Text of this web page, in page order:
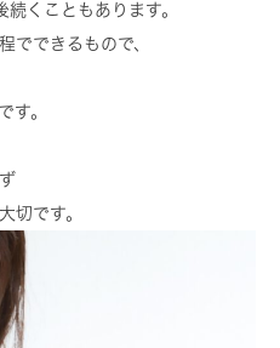
くこともあります。
でできるもので、
す。
切です。